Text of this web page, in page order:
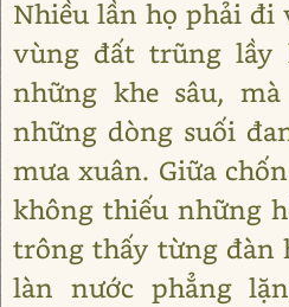
Nhiều lần họ phải
vùng đất trũng lầy
những khe sâu,
những dòng suối
mưa xuân. Giữa
không thiếu những
trông thấy từng đàn
làn nước phẳng